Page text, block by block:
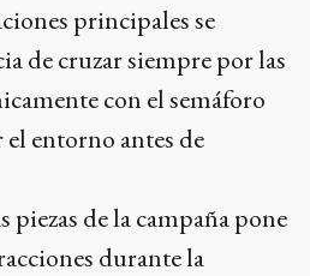
principales se
de cruzar siempre por las
con el semáforo
entorno antes de
piezas de la campaña pone
durante la